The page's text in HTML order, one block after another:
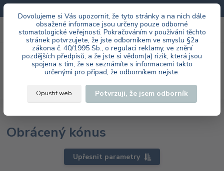
Dovolujeme si Vás upozornit, že tyto stránky a na nich dále
obsažené informace jsou určeny pouze odborné
stomatologické veřejnosti. Pokračováním v používání těchto
stránek potvrzujete, že jste odborníkem ve smyslu §2a
zákona č. 40/1995 Sb., o regulaci reklamy, ve znění
pozdějších předpisů, a že jste si vědom(a) rizik, která jsou
spojena s tím, že se seznámíte s informacemi takto
určenými pro případ, že odborníkem nejste.
Opustit web Potvrzuji, že jsem odborník
Menu
Hledat
+420 603 985 555 za0 Kč
Obrácený kónus
Upřesnit parametry